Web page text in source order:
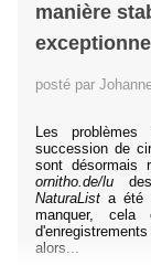
manière
posté par
Les
succession de
sont désormais
ornitho.de/lu
NaturaLista été
manquer,
alors...